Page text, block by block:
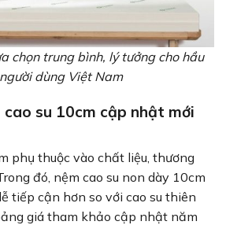
chọn trung bình, lý tưởng cho hầu
dùng Việt Nam
cao su 10cm cập nhật mới
phụ thuộc vào chất liệu, thương
đó, nệm cao su non dày 10cm
tiếp cận hơn so với cao su thiên
giá tham khảo cập nhật năm